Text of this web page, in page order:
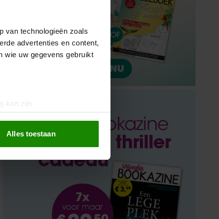
van technologieën zoals
advertenties en content,
wie uw gegevens gebruikt
kan zijn
te bieden en om ons
die u aan ze heeft
met onze cookies als u
Alles toestaan